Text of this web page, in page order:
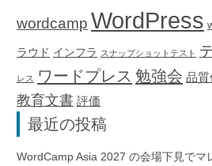
wordcamp WordPress
ラウド インフラ スナップショットテスト
レス ワードプレス 勉強会 品質
教育文書 評価
最近の投稿
WordCamp Asia 2027 の会場下見でマ